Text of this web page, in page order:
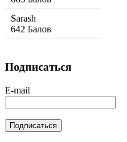
Sarash
642 Балов
Подписаться
E-mail